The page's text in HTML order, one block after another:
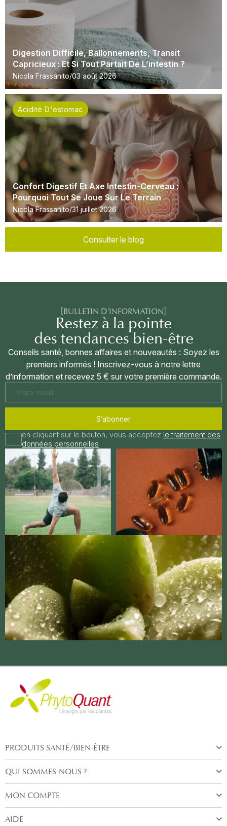
Digestion Difficile, Ballonnements, Transit
Capricieux : Et Si Tout Partait De L’intestin ?
Nicola Frassanito 03 août 2026
Acidité D'estomac
Confort Digestif Et Axe Intestin-Cerveau :
Pourquoi Tout Se Joue Sur Le Terrain
Nicola Frassanito 31 juillet 2026
Consulter le blog
[BULLETIN D'INFORMATION]
Restez à la pointe
des tendances bien-être
Conseils santé, bonnes affaires et nouveautés : Soyez les
premiers informés ! Inscrivez-vous à notre lettre
d’information et recevez 5 € sur votre première commande.
S’abonner
en cliquant sur le bouton, vous acceptez le traitement des
données personnelles
PRODUITS SANTÉ/BIEN-ÊTRE
QUI SOMMES-NOUS ?
MON COMPTE
AIDE